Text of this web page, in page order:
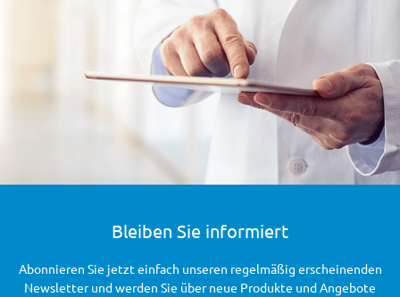
Bleiben Sie informiert
Abonnieren Sie jetzt einfach unseren regelmäßig erscheinenden
Newsletter und werden Sie über neue Produkte und Angebote